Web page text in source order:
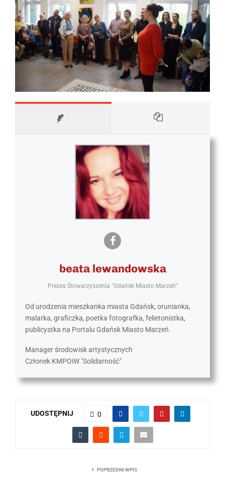
beata lewandowska
Prezes Stowarzyszenia "Gdańsk Miasto Marzeń"
Od urodzenia mieszkanka miasta Gdańsk, orunianka,
malarka, graficzka, poetka fotografka, felietonistka,
publicystka na Portalu Gdańsk Miasto Marzeń.
Manager środowisk artystycznych
Członek KMPOiW "Solidarność"
UDOSTĘPNIJ 0
POPRZEDNI WPIS